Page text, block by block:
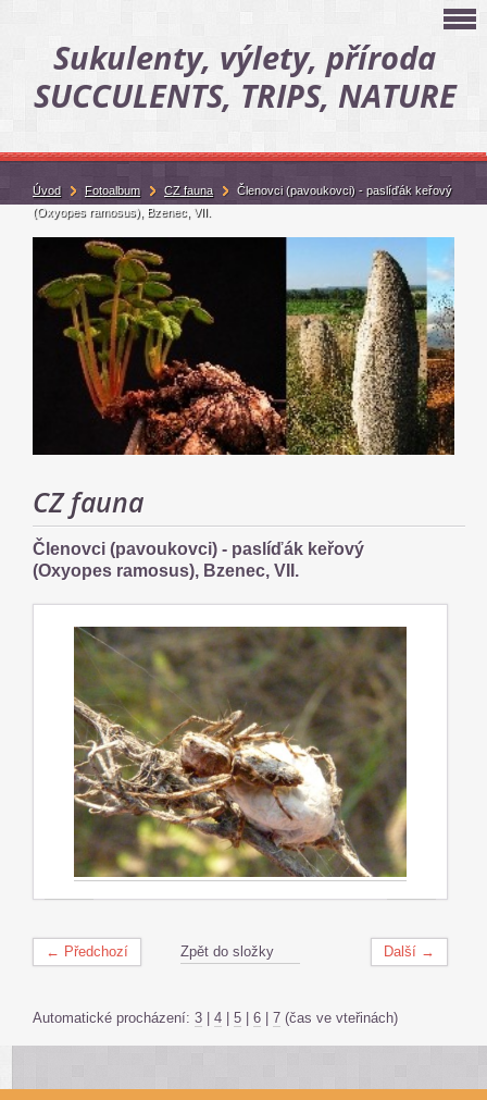
Sukulenty, výlety, příroda
SUCCULENTS, TRIPS, NATURE
CZ fauna
Členovci (pavoukovci) - paslíďák keřový
(Oxyopes ramosus), Bzenec, VII.
← Předchozí Další →
Zpět do složky
Automatické procházení: 3 | 4 | 5 | 6 | 7 (čas ve vteřinách)
Úvod Fotoalbum CZ fauna
Členovci (pavoukovci) - paslíďák keřový
(Oxyopes ramosus), Bzenec, VII.